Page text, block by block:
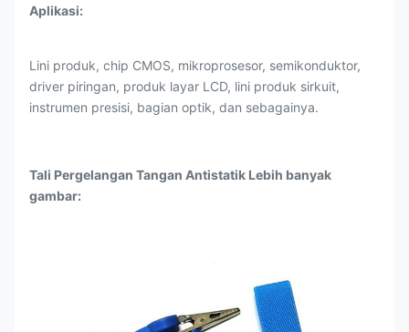
Aplikasi:
Lini produk, chip CMOS, mikroprosesor, semikonduktor,
driver piringan, produk layar LCD, lini produk sirkuit,
instrumen presisi, bagian optik, dan sebagainya.
Tali Pergelangan Tangan Antistatik Lebih banyak
gambar: